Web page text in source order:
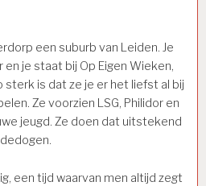
een suburb van Leiden. Je
je staat bij Op Eigen Wieken,
sterk is dat ze je er het liefst al bij
Ze voorzien LSG, Philidor en
jeugd. Ze doen dat uitstekend
een tijd waarvan men altijd zegt